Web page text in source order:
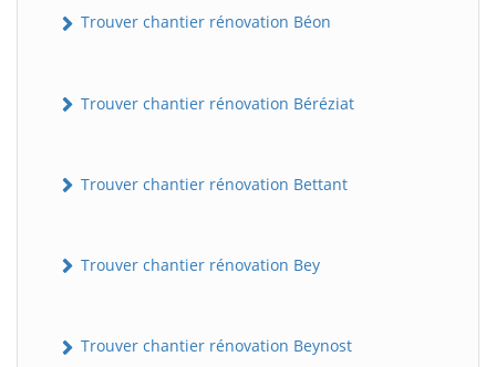
Trouver chantier rénovation Béon
Trouver chantier rénovation Béréziat
Trouver chantier rénovation Bettant
Trouver chantier rénovation Bey
Trouver chantier rénovation Beynost